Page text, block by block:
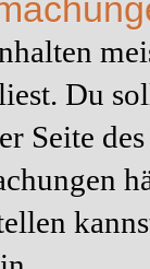
Du
Seite